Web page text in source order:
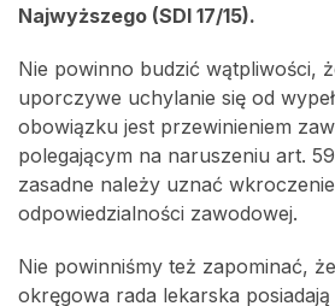
Najwyższego (SDI 17/15).
Nie powinno budzić wątpliwości,
uporczywe uchylanie się od
obowiązku jest przewinieniem
polegającym na naruszeniu art.
zasadne należy uznać
odpowiedzialności zawodowej.
Nie powinniśmy też zapominać,
okręgowa rada lekarska